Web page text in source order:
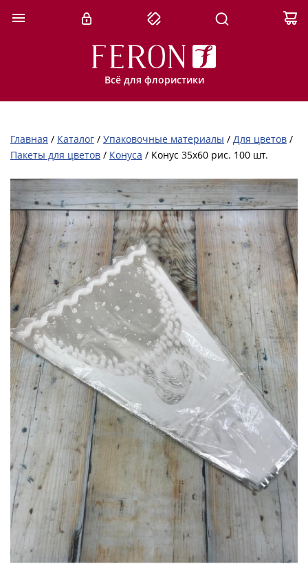
Всё для флористики
Главная / Каталог / Упаковочные материалы / Для цветов /
Пакеты для цветов / Конуса / Конус 35х60 рис. 100 шт.